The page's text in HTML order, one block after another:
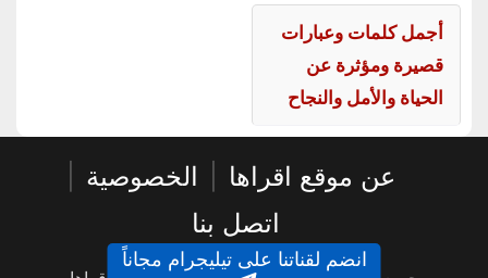
أجمل كلمات وعبارات
قصيرة ومؤثرة عن
الحياة والأمل والنجاح
عن موقع اقراها الخصوصية
اتصل بنا
انضم لقناتنا على تيليجرام مجاناً